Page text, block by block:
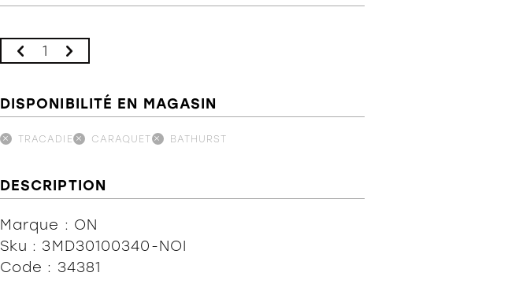
DISPONIBILITÉ EN MAGASIN
TRACADIE CARAQUET BATHURST
DESCRIPTION
Marque : ON
Sku : 3MD30100340-NOI
Code : 34381